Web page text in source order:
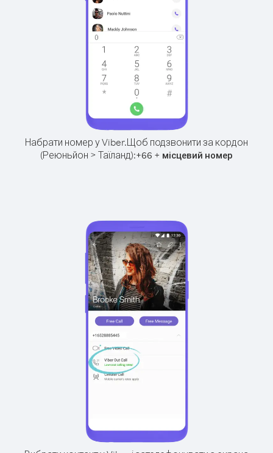
Набрати номер у Viber.Щоб подзвонити за кордон
(Реюньйон > Таїланд):+66 + місцевий номер